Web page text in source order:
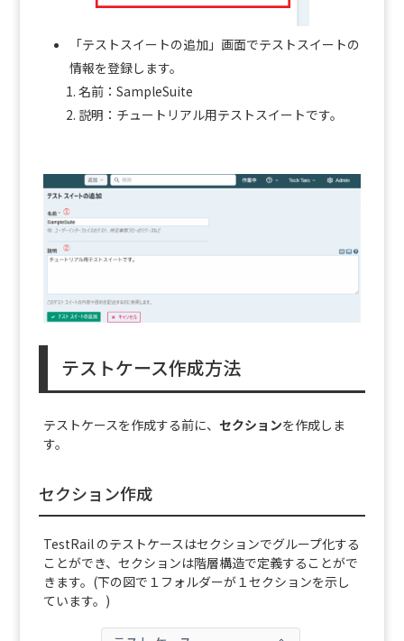
「テストスイートの追加」画面でテストスイートの
情報を登録します。
名前：SampleSuite
説明：チュートリアル用テストスイートです。
テストケース作成方法
テストケースを作成する前に、 セクションを作成しま
す。
セクション作成
TestRail のテストケースはセクションでグループ化する
ことができ、セクションは階層構造で定義することがで
きます。(下の図で１フォルダーが１セクションを示し
ています。)